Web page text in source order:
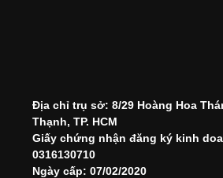
Địa chỉ trụ sở: 8/29 Hoàng Hoa
Thạnh, TP. HCM
Giấy chứng nhận đăng ký kinh
0316130710
Ngày cấp: 07/02/2020